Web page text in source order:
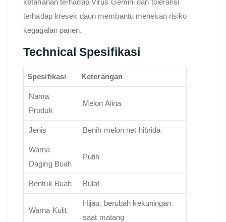
terhadap kresek daun membantu menekan risiko
kegagalan panen.
Technical Spesifikasi
Spesifikasi Keterangan
Nama
Produk
Melon Alina
Jenis Benih melon net hibrida
Warna
Daging Buah
Putih
Bentuk Buah Bulat
Warna Kulit
Hijau, berubah kekuningan
saat matang